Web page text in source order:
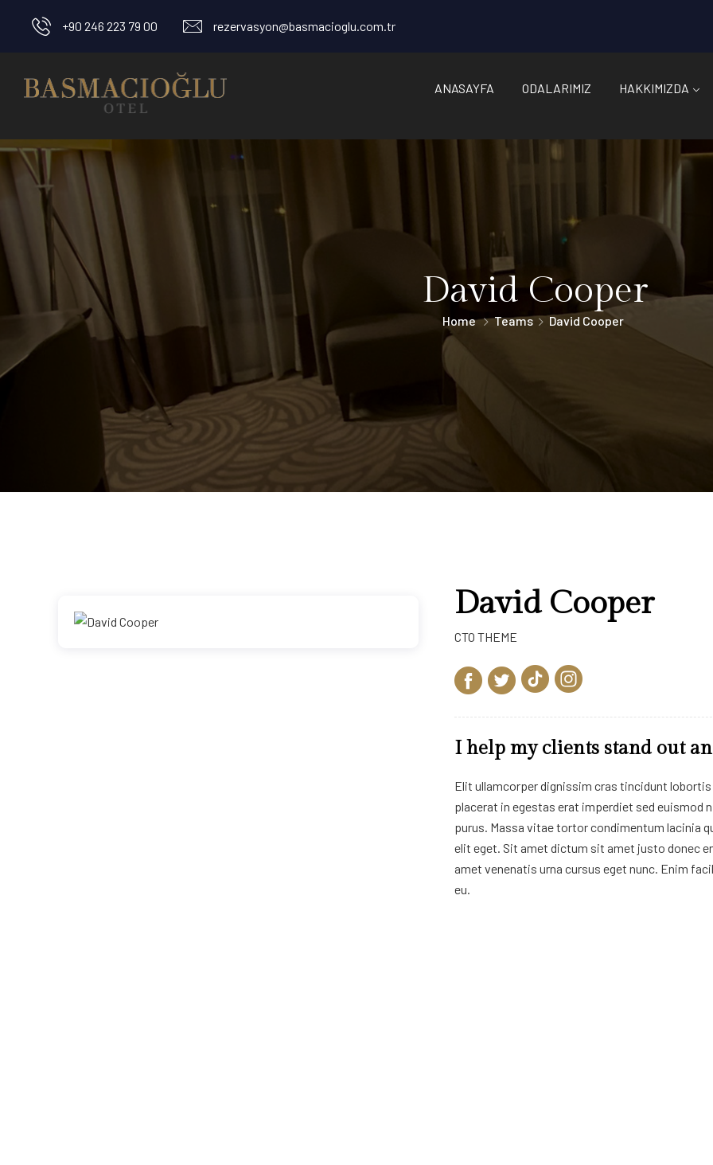
+90 246 223 79 00 rezervasyon@basmacioglu.com.tr
ANASAYFA ODALARIMIZ HAKKIMIZDA
David Cooper
Home Teams David Cooper
David Cooper
CTO THEME
I help my clients stand out
Elit ullamcorper dignissim cras tincidunt
placerat in egestas erat imperdiet sed euismod
purus. Massa vitae tortor condimentum lacinia
elit eget. Sit amet dictum sit amet justo donec
amet venenatis urna cursus eget nunc. Enim
eu.